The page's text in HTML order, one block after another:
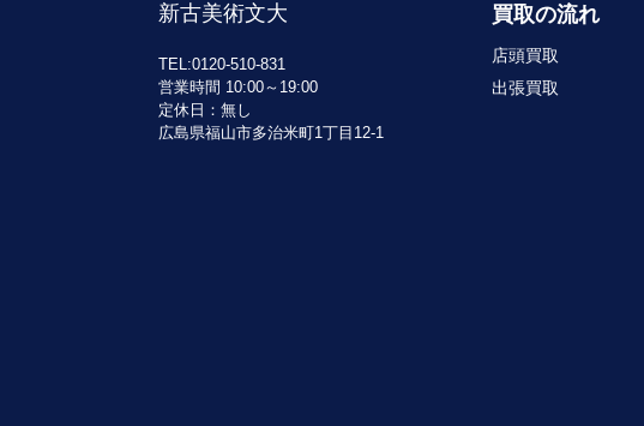
新古美術文大
TEL:0120-510-831
営業時間 10:00～19:00
定休日：無し
広島県福山市多治米町1丁目12-1
買取の流れ
店頭買取
出張買取